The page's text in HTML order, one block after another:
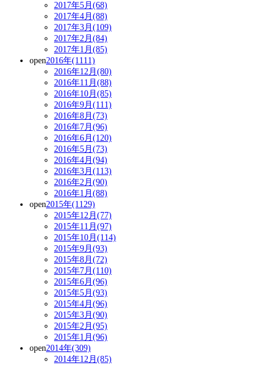
2017年5月(68)
2017年4月(88)
2017年3月(109)
2017年2月(84)
2017年1月(85)
open2016年(1111)
2016年12月(80)
2016年11月(88)
2016年10月(85)
2016年9月(111)
2016年8月(73)
2016年7月(96)
2016年6月(120)
2016年5月(73)
2016年4月(94)
2016年3月(113)
2016年2月(90)
2016年1月(88)
open2015年(1129)
2015年12月(77)
2015年11月(97)
2015年10月(114)
2015年9月(93)
2015年8月(72)
2015年7月(110)
2015年6月(96)
2015年5月(93)
2015年4月(96)
2015年3月(90)
2015年2月(95)
2015年1月(96)
open2014年(309)
2014年12月(85)